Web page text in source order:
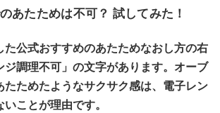
あたためは不可？ 試してみた！
た公式おすすめのあたためなおし方の右
ジ調理不可」の文字があります。オーブ
たためたようなサクサク感は、電子レン
ことが理由です。